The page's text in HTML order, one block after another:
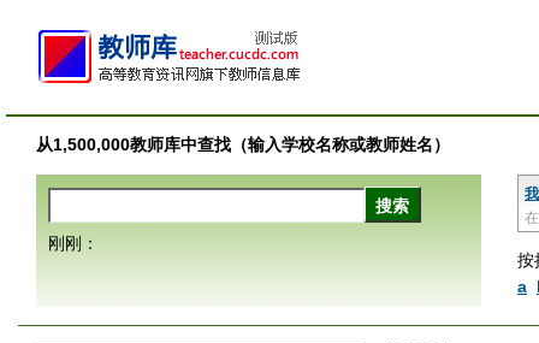
从1,500,000教师库中查找（输入学校名称或教师姓名）
按
a
刚刚：